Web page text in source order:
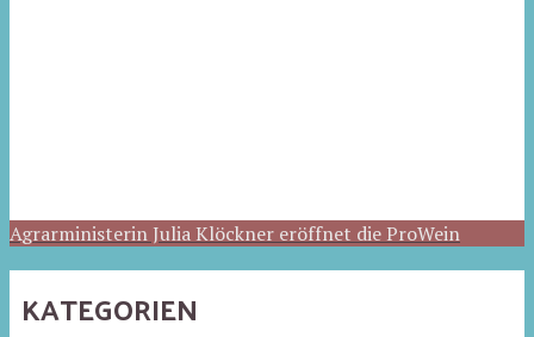
Agrarministerin Julia Klöckner eröffnet die ProWein
KATEGORIEN